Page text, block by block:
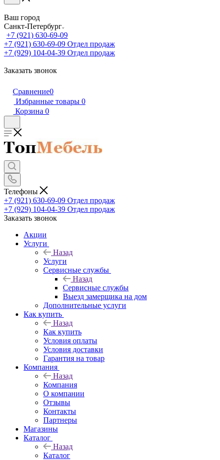
Ваш город
Санкт-Петербург
+7 (921) 630-69-09
+7 (921) 630-69-09 Отдел продаж
+7 (929) 104-04-39 Отдел продаж
Заказать звонок
Сравнение0
Избранные товары 0
Корзина 0
Телефоны
+7 (921) 630-69-09 Отдел продаж
+7 (929) 104-04-39 Отдел продаж
Заказать звонок
Акции
Услуги
Назад
Услуги
Сервисные службы
Назад
Сервисные службы
Выезд замерщика на дом
Дополнительные услуги
Как купить
Назад
Как купить
Условия оплаты
Условия доставки
Гарантия на товар
Компания
Назад
Компания
О компании
Отзывы
Контакты
Партнеры
Магазины
Каталог
Назад
Каталог